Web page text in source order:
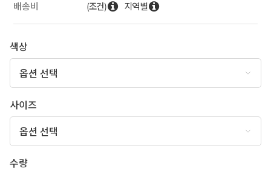
배송비 (조건) 지역별
색상
사이즈
수량